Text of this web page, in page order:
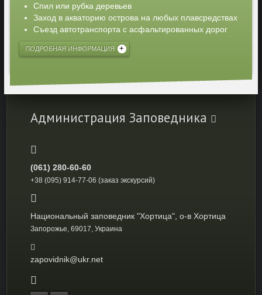
Спил или рубка деревьев
Заход в акваторию острова на любых плавсредствах
Съезд автотранспорта с асфальтированных дорог
ПОДРОБНАЯ ИНФОРМАЦИЯ
Администрация Заповедника
(061) 280-60-60
+38 (095) 914-77-06 (заказ экскурсий)
Национальный заповедник "Хортица", о-в Хортица
Запорожье, 69017, Украина
zapovidnik@ukr.net